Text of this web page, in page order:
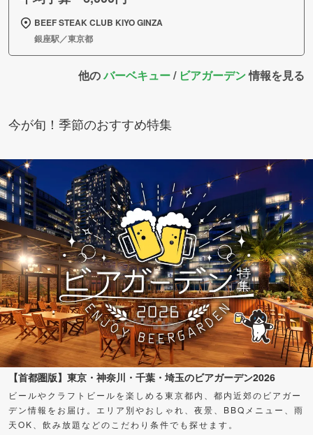
BEEF STEAK CLUB KIYO GINZA
銀座駅／東京都
他のバーベキュー/ ビアガーデン情報を見る
今が旬！季節のおすすめ特集
【首都圏版】東京・神奈川・千葉・埼玉のビアガーデン2026
ビールやクラフトビールを楽しめる東京都内、都内近郊のビアガー
デン情報をお届け。エリア別やおしゃれ、夜景、BBQメニュー、雨
天OK、飲み放題などのこだわり条件でも探せます。